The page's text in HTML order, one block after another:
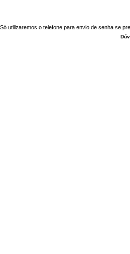
Só utilizaremos o telefone para envio de senha se